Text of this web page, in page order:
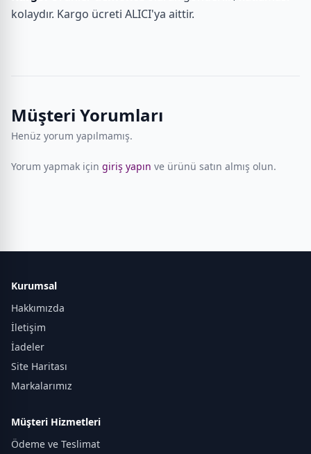
kolaydır. Kargo ücreti ALICI'ya aittir.
Müşteri Yorumları
Henüz yorum yapılmamış.
Yorum yapmak için giriş yapın ve ürünü satın almış olun.
Kurumsal
Hakkımızda
İletişim
İadeler
Site Haritası
Markalarımız
Müşteri Hizmetleri
Ödeme ve Teslimat